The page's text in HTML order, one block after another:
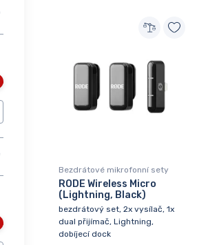
Bezdrátové mikrofonní sety
RODE Wireless Micro
(Lightning, Black)
bezdrátový set, 2x vysílač, 1x
dual přijímač, Lightning,
dobíjecí dock